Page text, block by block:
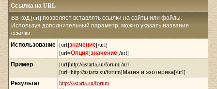
Ссылка на URL
BB код [url] позволяет вставлять ссылки на сайты или файлы.
Используя дополнительный параметр, можно указать название
ссылки.
Использование [url]значение[/url]
[url=Опция]значение[/url]
Пример
[url]http://astarta.su/forum[/url]
[url=http://astarta.su/forum]Магия и эзотерика[/url]
Результат
http://astarta.su/forum